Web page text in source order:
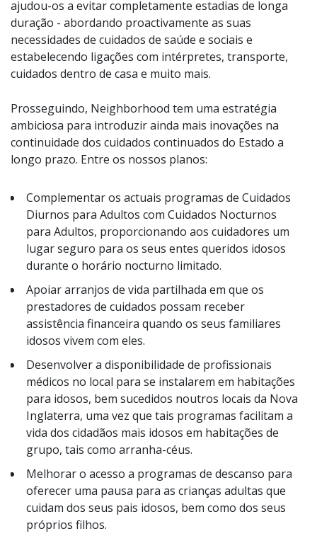
ajudou-os a evitar completamente estadias de longa
duração - abordando proactivamente as suas
necessidades de cuidados de saúde e sociais e
estabelecendo ligações com intérpretes, transporte,
cuidados dentro de casa e muito mais.
Prosseguindo, Neighborhood tem uma estratégia
ambiciosa para introduzir ainda mais inovações na
continuidade dos cuidados continuados do Estado a
longo prazo. Entre os nossos planos:
Complementar os actuais programas de Cuidados
Diurnos para Adultos com Cuidados Nocturnos
para Adultos, proporcionando aos cuidadores um
lugar seguro para os seus entes queridos idosos
durante o horário nocturno limitado.
Apoiar arranjos de vida partilhada em que os
prestadores de cuidados possam receber
assistência financeira quando os seus familiares
idosos vivem com eles.
Desenvolver a disponibilidade de profissionais
médicos no local para se instalarem em habitações
para idosos, bem sucedidos noutros locais da Nova
Inglaterra, uma vez que tais programas facilitam a
vida dos cidadãos mais idosos em habitações de
grupo, tais como arranha-céus.
Melhorar o acesso a programas de descanso para
oferecer uma pausa para as crianças adultas que
cuidam dos seus pais idosos, bem como dos seus
próprios filhos.